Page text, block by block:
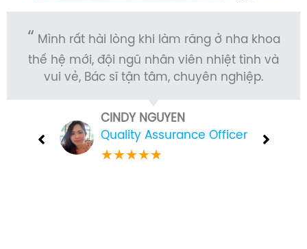
Mình rất hài lòng khi làm răng ở nha khoa
thế hệ mới, đội ngũ nhân viên nhiệt tình và
vui vẻ, Bác sĩ tận tâm, chuyên nghiệp.
CINDY NGUYEN
Quality Assurance Officer
★★★★★